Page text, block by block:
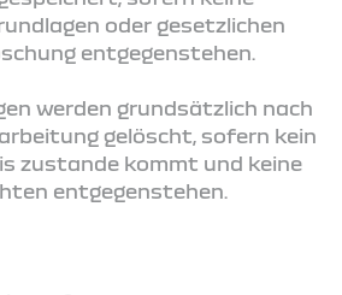
oder gesetzlichen
entgegenstehen.
werden grundsätzlich nach
gelöscht, sofern kein
zustande kommt und keine
entgegenstehen.